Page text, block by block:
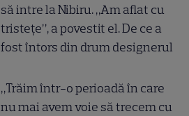
să intre la Nibiru. „Am aflat cu
tristețe”, a povestit el. De ce a
fost întors din drum designerul
„Trăim într-o perioadă în care
nu mai avem voie să trecem cu